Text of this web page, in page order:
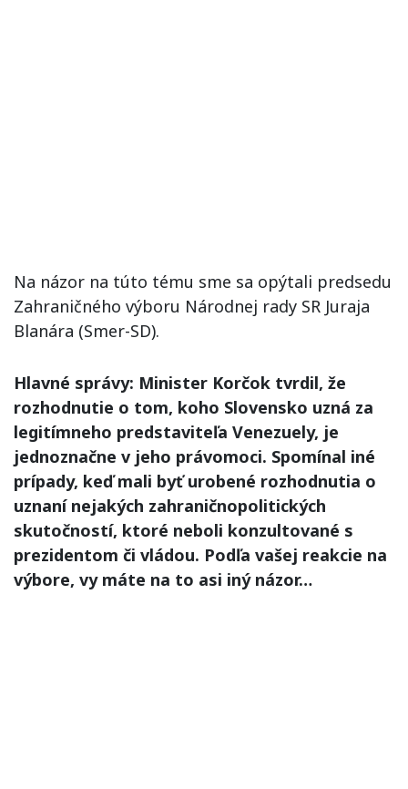
Na názor na túto tému sme sa opýtali predsedu
Zahraničného výboru Národnej rady SR Juraja
Blanára (Smer-SD).
Hlavné správy: Minister Korčok tvrdil, že
rozhodnutie o tom, koho Slovensko uzná za
legitímneho predstaviteľa Venezuely, je
jednoznačne v jeho právomoci. Spomínal iné
prípady, keď mali byť urobené rozhodnutia o
uznaní nejakých zahraničnopolitických
skutočností, ktoré neboli konzultované s
prezidentom či vládou. Podľa vašej reakcie na
výbore, vy máte na to asi iný názor…